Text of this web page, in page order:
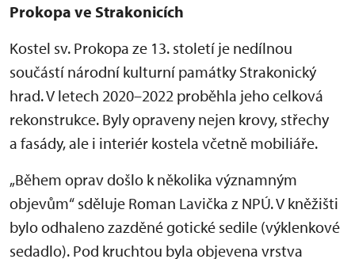
Prokopa ve Strakonicích
Kostel sv. Prokopa ze 13. století je nedílnou
součástí národní kulturní památky Strakonický
hrad. V letech 2020–2022 proběhla jeho celková
rekonstrukce. Byly opraveny nejen krovy, střechy
a fasády, ale i interiér kostela včetně mobiliáře.
„Během oprav došlo k několika významným
objevům“ sděluje Roman Lavička z NPÚ. V kněžišti
bylo odhaleno zazděné gotické sedile (výklenkové
sedadlo). Pod kruchtou byla objevena vrstva